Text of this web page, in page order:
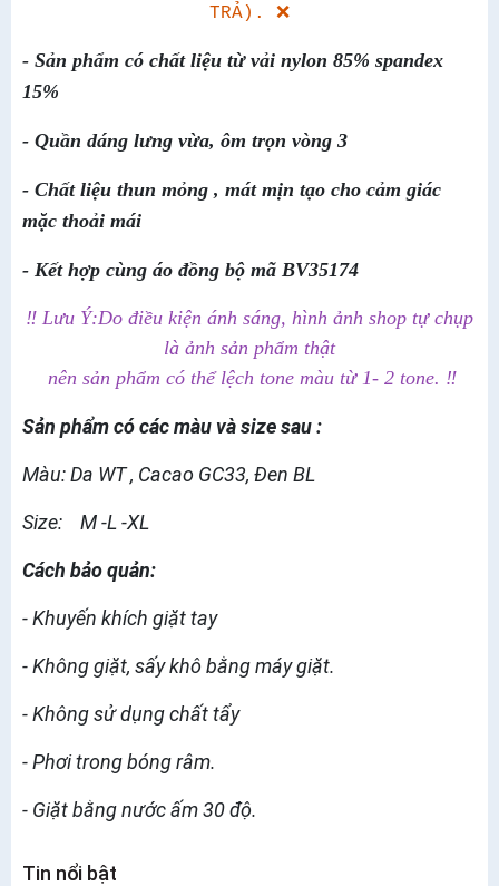
TRẢ). ❌
- Sản phẩm có chất liệu từ vải nylon 85% spandex
15%
- Quần dáng lưng vừa, ôm trọn vòng 3
- Chất liệu thun mỏng , mát mịn tạo cho cảm giác
mặc thoải mái
- Kết hợp cùng áo đồng bộ mã BV35174
‼️ Lưu Ý:Do điều kiện ánh sáng, hình ảnh shop tự chụp
là ảnh sản phẩm thật
nên sản phẩm có thể lệch tone màu từ 1- 2 tone. ‼️
Sản phẩm có các màu và size sau :
Màu: Da WT , Cacao GC33, Đen BL
Size: M -L -XL
Cách bảo quản:
- Khuyến khích giặt tay
- Không giặt, sấy khô bằng máy giặt.
- Không sử dụng chất tẩy
- Phơi trong bóng râm.
- Giặt bằng nước ấm 30 độ.
Tin nổi bật